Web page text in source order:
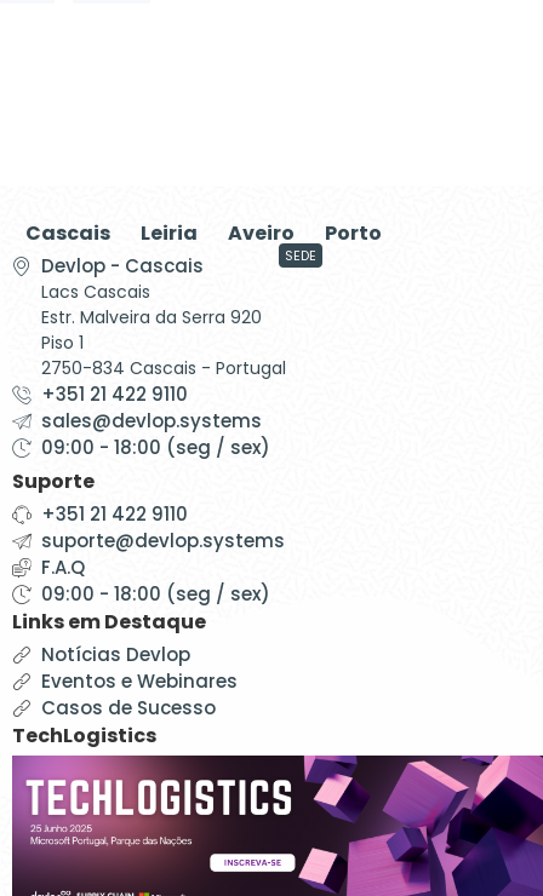
Cascais Leiria Aveiro Porto
Devlop - Cascais
Lacs Cascais
Estr. Malveira da Serra 920
Piso 1
2750-834 Cascais - Portugal
SEDE
+351 21 422 9110
sales@devlop.systems
09:00 - 18:00 (seg / sex)
Suporte
+351 21 422 9110
suporte@devlop.systems
F.A.Q
09:00 - 18:00 (seg / sex)
Links em Destaque
Notícias Devlop
Eventos e Webinares
Casos de Sucesso
TechLogistics